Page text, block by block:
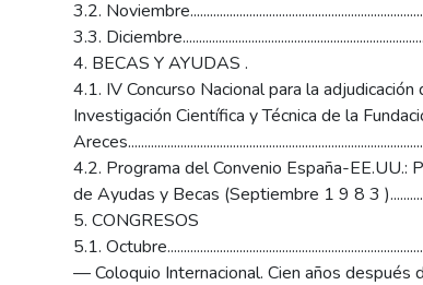
3.2.
3.3.
4. BECAS Y AYUDAS .
4.1. IV Concurso Nacional para la adjudicación
Investigación Científica y Técnica de la
4.2. Programa del Convenio España-EE.UU.:
de Ayudas y Becas (Septiembre 1 9 8 3
5. CONGRESOS
5.1.
— Coloquio Internacional. Cien años después